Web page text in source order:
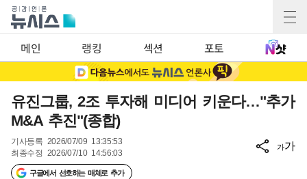
메인 랭킹 섹션 포토
유진그룹, 2조 투자해 미디어 키운다…"추가
M&A 추진"(종합)
기사등록 2026/07/09 13:35:53
최종수정 2026/07/10 14:56:03
구글에서 선호하는 매체로 추가
가가